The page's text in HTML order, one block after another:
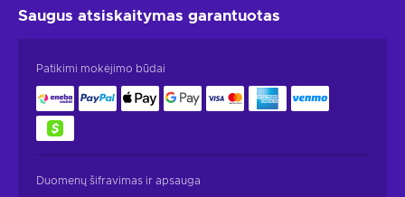
Saugus atsiskaitymas garantuotas
Patikimi mokėjimo būdai
Duomenų šifravimas ir apsauga